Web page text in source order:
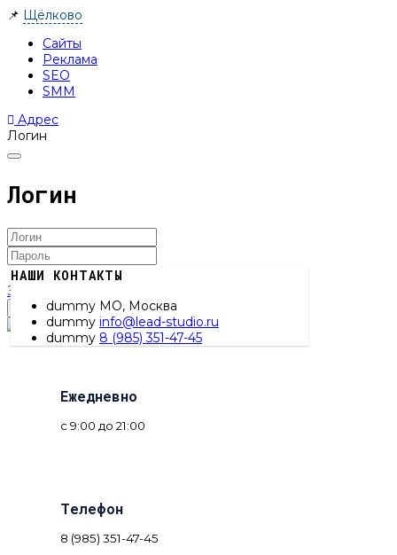
📌 Щёлково
Сайты
Реклама
SEO
SMM
Адрес
Логин
Логин
Запомнить меня
Забыли пароль?
Войти
Ежедневно
с 9:00 до 21:00
Телефон
8 (985) 351-47-45
НАШИ КОНТАКТЫ
dummy МО, Москва
dummy info@lead-studio.ru
dummy 8 (985) 351-47-45